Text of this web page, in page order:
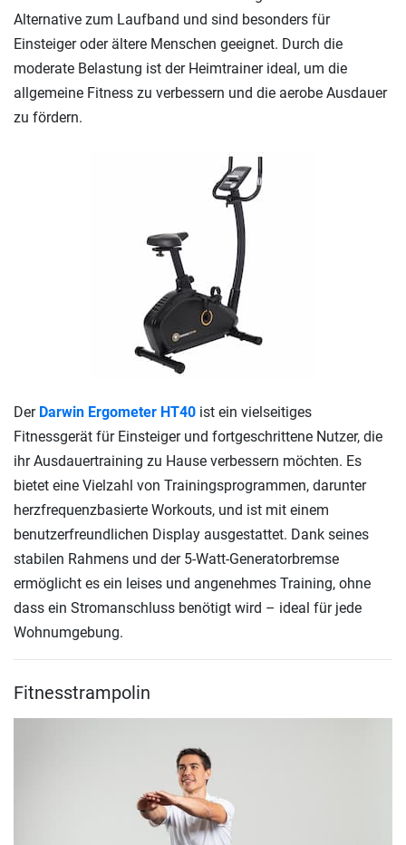
Alternative zum Laufband und sind besonders für
Einsteiger oder ältere Menschen geeignet. Durch die
moderate Belastung ist der Heimtrainer ideal, um die
allgemeine Fitness zu verbessern und die aerobe Ausdauer
zu fördern.
Der Darwin Ergometer HT40 ist ein vielseitiges
Fitnessgerät für Einsteiger und fortgeschrittene Nutzer, die
ihr Ausdauertraining zu Hause verbessern möchten. Es
bietet eine Vielzahl von Trainingsprogrammen, darunter
herzfrequenzbasierte Workouts, und ist mit einem
benutzerfreundlichen Display ausgestattet. Dank seines
stabilen Rahmens und der 5-Watt-Generatorbremse
ermöglicht es ein leises und angenehmes Training, ohne
dass ein Stromanschluss benötigt wird – ideal für jede
Wohnumgebung.
Fitnesstrampolin